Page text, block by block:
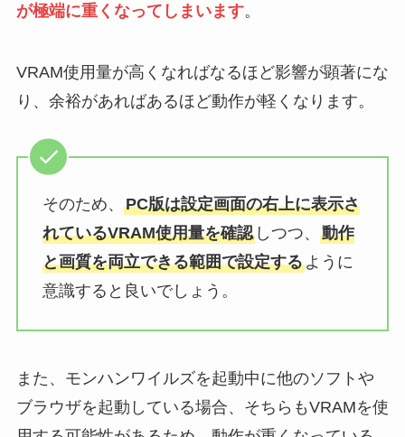
が極端に重くなってしまいます。
VRAM使用量が高くなればなるほど影響が顕著にな
り、余裕があればあるほど動作が軽くなります。
そのため、 PC版は設定画面の右上に表示さ
れているVRAM使用量を確認しつつ、 動作
と画質を両立できる範囲で設定するように
意識すると良いでしょう。
また、モンハンワイルズを起動中に他のソフトや
ブラウザを起動している場合、そちらもVRAMを使